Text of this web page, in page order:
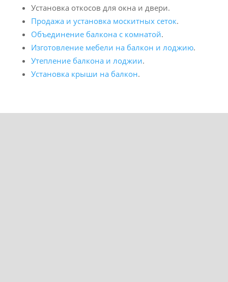
Установка откосов для окна и двери.
Продажа и установка москитных сеток.
Объединение балкона с комнатой.
Изготовление мебели на балкон и лоджию.
Утепление балкона и лоджии.
Установка крыши на балкон.